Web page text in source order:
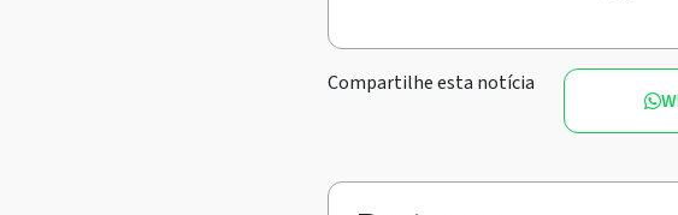
Compartilhe esta notícia